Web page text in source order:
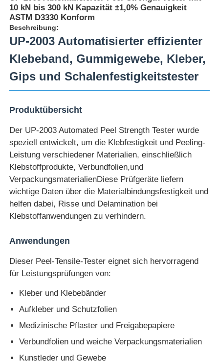
Startseite
Produkte
Über uns
Fabrik Tour
Qualitätskontrolle
Referenzen
Laborversuch-Ausrüstung
Umwelttestkammer
Universelle Testmaschine
10 kN bis 300 kN Kapazität ±1,0% Genauigkeit
ASTM D3330 Konform
Beschreibung:
UP-2003 Automatisierter effizienter
Klebeband, Gummigewebe, Kleber,
Gips und Schalenfestigkeitstester
Produktübersicht
Der UP-2003 Automated Peel Strength Tester wurde
speziell entwickelt, um die Klebfestigkeit und Peeling-
Leistung verschiedener Materialien, einschließlich
Klebstoffprodukte, Verbundfolien,und
VerpackungsmaterialienDiese Prüfgeräte liefern
wichtige Daten über die Materialbindungsfestigkeit und
helfen dabei, Risse und Delamination bei
Klebstoffanwendungen zu verhindern.
Anwendungen
Dieser Peel-Tensile-Tester eignet sich hervorragend
für Leistungsprüfungen von:
Kleber und Klebebänder
Aufkleber und Schutzfolien
Medizinische Pflaster und Freigabepapiere
Verbundfolien und weiche Verpackungsmaterialien
Kunstleder und Gewebe